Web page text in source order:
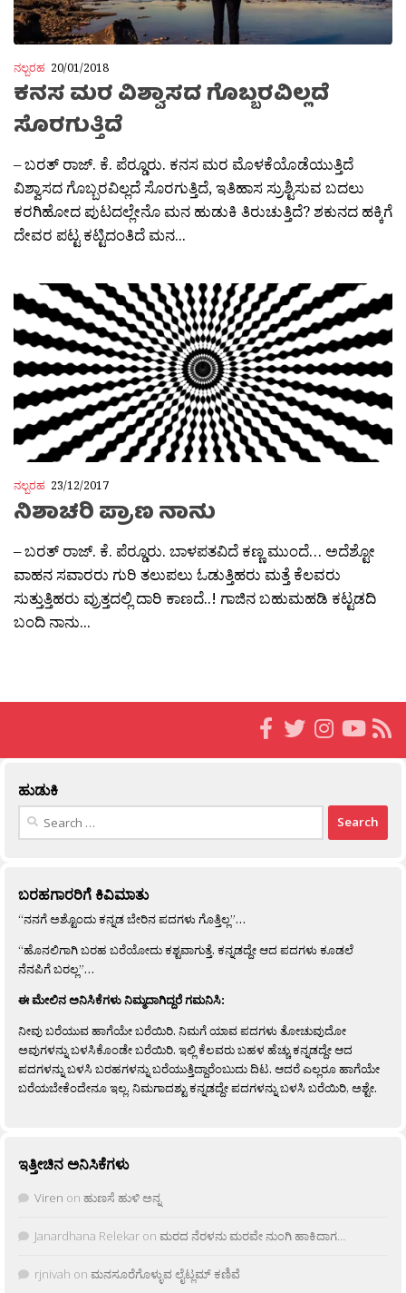
ನಲ್ಬರಹ 20/01/2018
ಕನಸ ಮರ ವಿಶ್ವಾಸದ ಗೊಬ್ಬರವಿಲ್ಲದೆ
ಸೊರಗುತ್ತಿದೆ
– ಬರತ್ ರಾಜ್. ಕೆ. ಪೆರ‍್ಡೂರು. ಕನಸ ಮರ ಮೊಳಕೆಯೊಡೆಯುತ್ತಿದೆ
ವಿಶ್ವಾಸದ ಗೊಬ್ಬರವಿಲ್ಲದೆ ಸೊರಗುತ್ತಿದೆ, ಇತಿಹಾಸ ಸ್ರುಶ್ಟಿಸುವ ಬದಲು
ಕರಗಿಹೋದ ಪುಟದಲ್ಲೇನೊ ಮನ ಹುಡುಕಿ ತಿರುಚುತ್ತಿದೆ? ಶಕುನದ ಹಕ್ಕಿಗೆ
ದೇವರ ಪಟ್ಟ ಕಟ್ಟಿದಂತಿದೆ ಮನ...
ನಲ್ಬರಹ 23/12/2017
ನಿಶಾಚರಿ ಪ್ರಾಣ ನಾನು
– ಬರತ್ ರಾಜ್. ಕೆ. ಪೆರ‍್ಡೂರು. ಬಾಳಪತವಿದೆ ಕಣ್ಣ ಮುಂದೆ… ಅದೆಶ್ಟೋ
ವಾಹನ ಸವಾರರು ಗುರಿ ತಲುಪಲು ಓಡುತ್ತಿಹರು ಮತ್ತೆ ಕೆಲವರು
ಸುತ್ತುತ್ತಿಹರು ವ್ರುತ್ತದಲ್ಲಿ ದಾರಿ ಕಾಣದೆ..! ಗಾಜಿನ ಬಹುಮಹಡಿ ಕಟ್ಟಡದಿ
ಬಂದಿ ನಾನು...
ಹುಡುಕಿ
Search
ಬರಹಗಾರರಿಗೆ ಕಿವಿಮಾತು
“ನನಗೆ ಅಶ್ಟೊಂದು ಕನ್ನಡ ಬೇರಿನ ಪದಗಳು ಗೊತ್ತಿಲ್ಲ”…
“ಹೊನಲಿಗಾಗಿ ಬರಹ ಬರೆಯೋದು ಕಶ್ಟವಾಗುತ್ತೆ. ಕನ್ನಡದ್ದೇ ಆದ ಪದಗಳು ಕೂಡಲೆ
ನೆನಪಿಗೆ ಬರಲ್ಲ”…
ಈ ಮೇಲಿನ ಅನಿಸಿಕೆಗಳು ನಿಮ್ಮದಾಗಿದ್ದರೆ ಗಮನಿಸಿ:
ನೀವು ಬರೆಯುವ ಹಾಗೆಯೇ ಬರೆಯಿರಿ. ನಿಮಗೆ ಯಾವ ಪದಗಳು ತೋಚುವುದೋ
ಅವುಗಳನ್ನು ಬಳಸಿಕೊಂಡೇ ಬರೆಯಿರಿ. ಇಲ್ಲಿ ಕೆಲವರು ಬಹಳ ಹೆಚ್ಚು ಕನ್ನಡದ್ದೇ ಆದ
ಪದಗಳನ್ನು ಬಳಸಿ ಬರಹಗಳನ್ನು ಬರೆಯುತ್ತಿದ್ದಾರೆಂಬುದು ದಿಟ. ಆದರೆ ಎಲ್ಲರೂ ಹಾಗೆಯೇ
ಬರೆಯಬೇಕೆಂದೇನೂ ಇಲ್ಲ. ನಿಮಗಾದಶ್ಟು ಕನ್ನಡದ್ದೇ ಪದಗಳನ್ನು ಬಳಸಿ ಬರೆಯಿರಿ, ಅಶ್ಟೇ.
ಇತ್ತೀಚಿನ ಅನಿಸಿಕೆಗಳು
Viren on ಹುಣಸೆ ಹುಳಿ ಅನ್ನ
Janardhana Relekar on ಮರದ ನೆರಳನು ಮರವೇ ನುಂಗಿ ಹಾಕಿದಾಗ…
rjnivah on ಮನಸೂರೆಗೊಳ್ಳುವ ಲೈಟ್ಲಮ್ ಕಣಿವೆ